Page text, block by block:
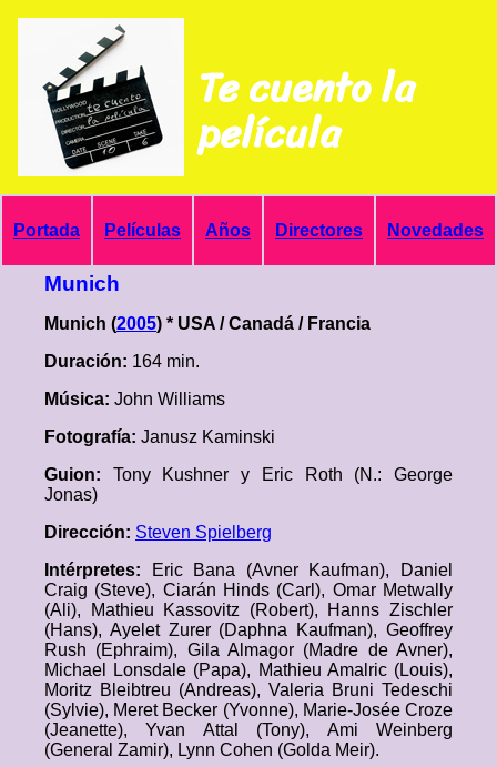
Te cuento la
película
Portada Películas Años Directores Novedades
Munich
Munich (2005) * USA / Canadá / Francia
Duración: 164 min.
Música: John Williams
Fotografía: Janusz Kaminski
Guion: Tony Kushner y Eric Roth (N.: George
Jonas)
Dirección: Steven Spielberg
Intérpretes:
Eric Bana (Avner Kaufman), Daniel
Craig (Steve), Ciarán Hinds (Carl), Omar Metwally
(Ali), Mathieu Kassovitz (Robert), Hanns Zischler
(Hans), Ayelet Zurer (Daphna Kaufman), Geoffrey
Rush (Ephraim), Gila Almagor (Madre de Avner),
Michael Lonsdale (Papa), Mathieu Amalric (Louis),
Moritz Bleibtreu (Andreas), Valeria Bruni Tedeschi
(Sylvie), Meret Becker (Yvonne), Marie-Josée Croze
(Jeanette), Yvan Attal (Tony), Ami Weinberg
(General Zamir), Lynn Cohen (Golda Meir).